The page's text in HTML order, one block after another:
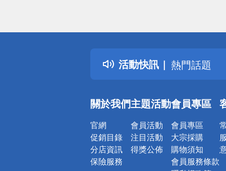
活動快訊
詐騙網頁！
得獎公告
熱門話題
銀行優惠
詐騙網頁！
關於我們
官網
促銷目錄
分店資訊
保險服務
主題活動
會員活動
注目活動
得獎公佈
會員專區
會員專區
大宗採購
購物須知
會員服務條款